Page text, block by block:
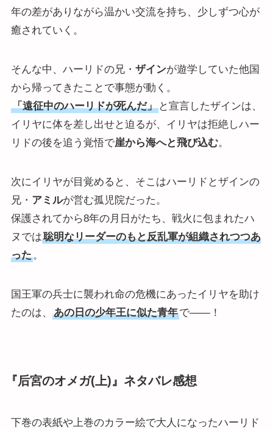
年の差がありながら温かい交流を持ち、少しずつ心が
癒されていく。
そんな中、ハーリドの兄・ ザインが遊学していた他国
から帰ってきたことで事態が動く。
「遠征中のハーリドが死んだ」と宣言したザインは、
イリヤに体を差し出せと迫るが、イリヤは拒絶しハー
リドの後を追う覚悟で崖から海へと飛び込む。
次にイリヤが目覚めると、そこはハーリドとザインの
兄・ アミルが営む孤児院だった。
保護されてから8年の月日がたち、戦火に包まれたハ
ヌでは聡明なリーダーのもと反乱軍が組織されつつあ
った。
国王軍の兵士に襲われ命の危機にあったイリヤを助け
たのは、
あの日の少年王に似た青年で――！
『后宮のオメガ(上)』ネタバレ感想
下巻の表紙や上巻のカラー絵で大人になったハーリド